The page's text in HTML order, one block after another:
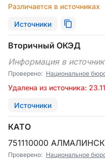
Различается в источниках
Источники
Вторичный ОКЭД
Информация в
Проверено: Национальное
Удалена из источника:
Источники
КАТО
751110000
Проверено: Национальное